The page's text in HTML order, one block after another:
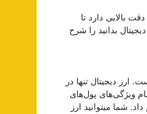
بالایی دارد تا
بدانید را شرح
ارز دیجیتال تنها در
ویژگی‌های پول‌های
شما میتوانید ارز